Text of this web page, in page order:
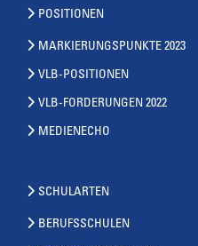
POSITIONEN
MARKIERUNGSPUNKTE 2023
VLB-POSITIONEN
VLB-FORDERUNGEN 2022
MEDIENECHO
SCHULARTEN
BERUFSSCHULEN